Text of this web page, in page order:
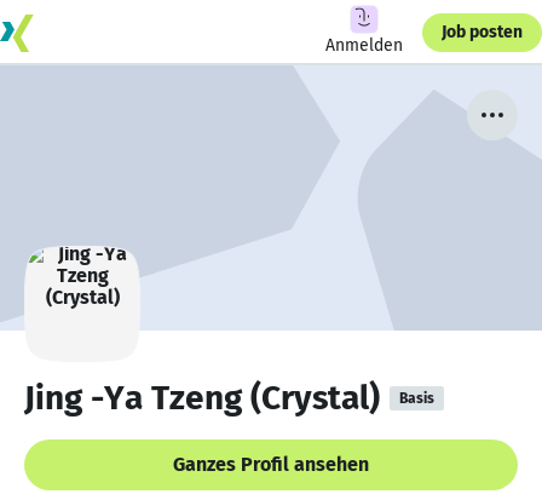
Anmelden
Job posten
Jing -Ya Tzeng (Crystal) Basis
Ganzes Profil ansehen